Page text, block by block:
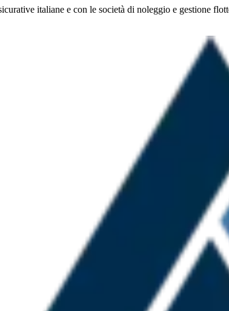
italiane e con le società di noleggio e gestione